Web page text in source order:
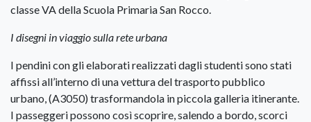
classe VA della Scuola Primaria San Rocco.
I disegni in viaggio sulla rete urbana
I pendini con gli elaborati realizzati dagli studenti sono stati
affissi all’interno di una vettura del trasporto pubblico
urbano, (A3050) trasformandola in piccola galleria itinerante.
I passeggeri possono così scoprire, salendo a bordo, scorci